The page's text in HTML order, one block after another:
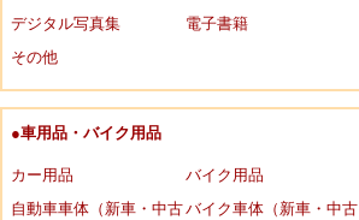
デジタル写真集
電子書籍
その他
●車用品・バイク用品
カー用品
バイク用品
自動車車体（新車・中古バイク車体（新車・中古